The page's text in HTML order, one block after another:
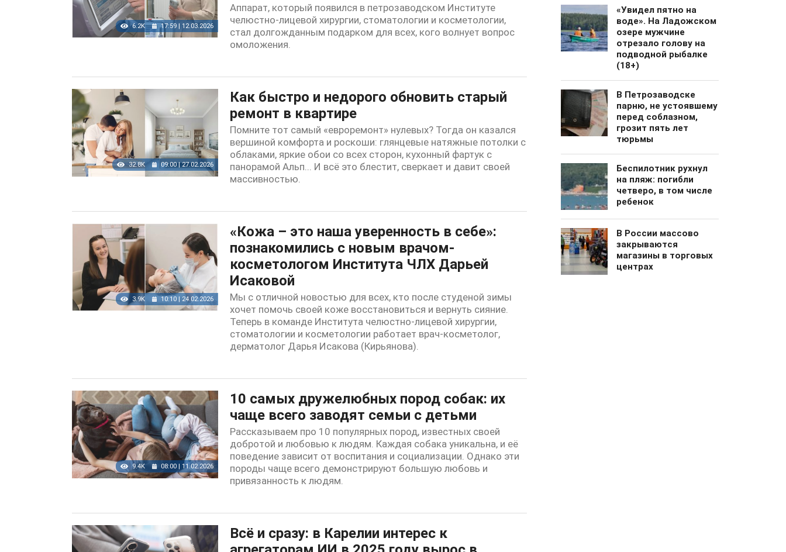
6.2K 17:59 | 12.03.2026
Аппарат, который появился в петрозаводском Институте
челюстно-лицевой хирургии, стоматологии и косметологии,
стал долгожданным подарком для всех, кого волнует вопрос
омоложения.
32.8K 09:00 | 27.02.2026
Как быстро и недорого обновить старый
ремонт в квартире
Помните тот самый «евроремонт» нулевых? Тогда он казался
вершиной комфорта и роскоши: глянцевые натяжные потолки с
облаками, яркие обои со всех сторон, кухонный фартук с
панорамой Альп... И всё это блестит, сверкает и давит своей
массивностью.
3.9K 10:10 | 24.02.2026
«Кожа – это наша уверенность в себе»:
познакомились с новым врачом-
косметологом Института ЧЛХ Дарьей
Исаковой
Мы с отличной новостью для всех, кто после студеной зимы
хочет помочь своей коже восстановиться и вернуть сияние.
Теперь в команде Института челюстно-лицевой хирургии,
стоматологии и косметологии работает врач-косметолог,
дерматолог Дарья Исакова (Кирьянова).
9.4K 08:00 | 11.02.2026
10 самых дружелюбных пород собак: их
чаще всего заводят семьи с детьми
Рассказываем про 10 популярных пород, известных своей
добротой и любовью к людям. Каждая собака уникальна, и её
поведение зависит от воспитания и социализации. Однако эти
породы чаще всего демонстрируют большую любовь и
привязанность к людям.
Всё и сразу: в Карелии интерес к
«Увидел пятно на
воде». На Ладожском
озере мужчине
отрезало голову на
подводной рыбалке
(18+)
В Петрозаводске
парню, не устоявшему
перед соблазном,
грозит пять лет
тюрьмы
Беспилотник рухнул
на пляж: погибли
четверо, в том числе
ребенок
В России массово
закрываются
магазины в торговых
центрах